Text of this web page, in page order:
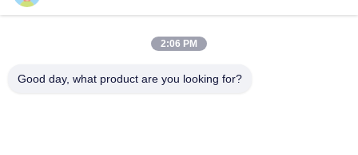
2:06 PM
Good day, what product are you looking for?